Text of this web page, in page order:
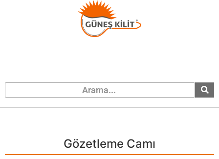
Gözetleme Camı